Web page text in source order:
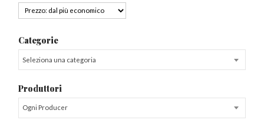
Categorie
Seleziona una categoria
Produttori
Ogni Producer